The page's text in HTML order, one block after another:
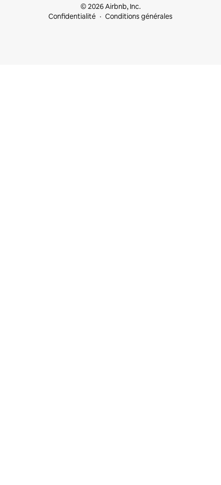
© 2026 Airbnb, Inc.
Confidentialité
Conditions générales